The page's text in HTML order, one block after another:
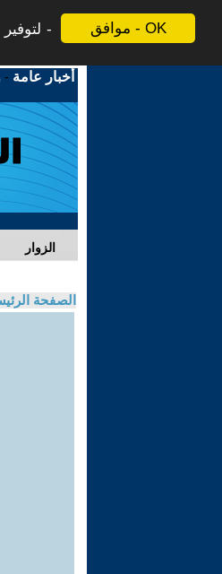
موافق - OK
أخبار عامة -
الزوار
الصفحة